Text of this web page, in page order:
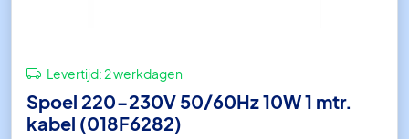
Levertijd:2 werkdagen
Spoel 220-230V 50/60Hz 10W 1 mtr.
kabel (018F6282)